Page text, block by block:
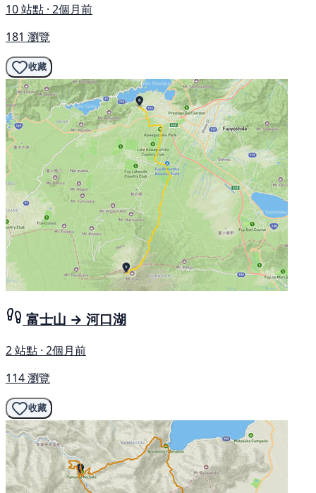
10 站點 · 2個月前
181 瀏覽
收藏
富士山 → 河口湖
2 站點 · 2個月前
114 瀏覽
收藏